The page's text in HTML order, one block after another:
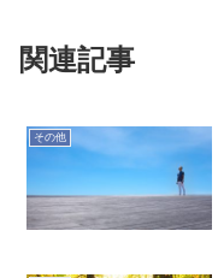
関連記事
その他